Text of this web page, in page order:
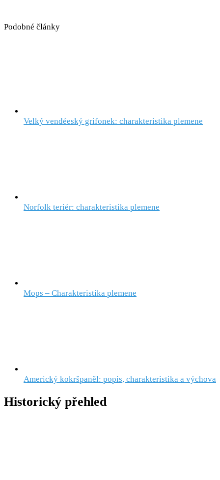
Podobné články
Velký vendéeský grifonek: charakteristika plemene
Norfolk teriér: charakteristika plemene
Mops – Charakteristika plemene
Americký kokršpaněl: popis, charakteristika a výchova
Historický přehled